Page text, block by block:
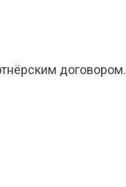
договором.